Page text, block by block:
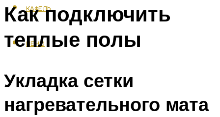
КАФЕЛЬ
МЕНЮ
Как подключить
теплые полы
Укладка сетки
нагревательного мата